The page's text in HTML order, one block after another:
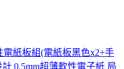
電紙板組(電紙板黑色x2+手
0.5mm超薄軟性電子紙 局